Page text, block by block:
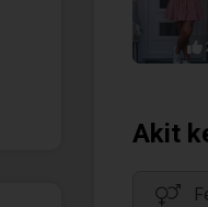
Akit